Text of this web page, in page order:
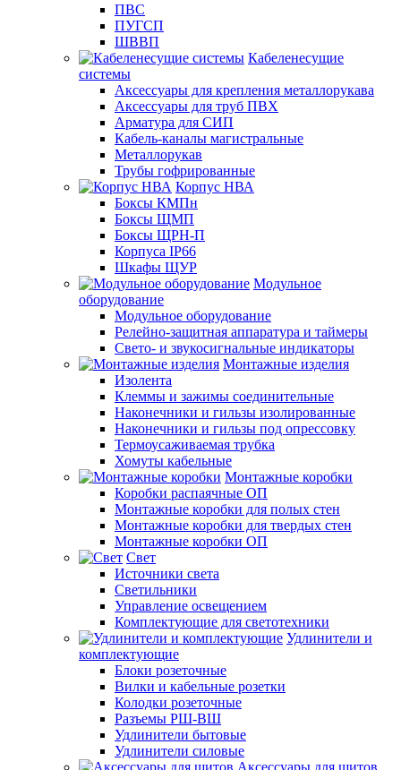
ПВС
ПУГСП
ШВВП
Кабеленесущие
системы
Аксессуары для крепления металлорукава
Аксессуары для труб ПВХ
Арматура для СИП
Кабель-каналы магистральные
Металлорукав
Трубы гофрированные
Корпус НВА
Боксы КМПн
Боксы ЩМП
Боксы ЩРН-П
Корпуса IP66
Шкафы ЩУР
Модульное
оборудование
Модульное оборудование
Релейно-защитная аппаратура и таймеры
Свето- и звукосигнальные индикаторы
Монтажные изделия
Изолента
Клеммы и зажимы соединительные
Наконечники и гильзы изолированные
Наконечники и гильзы под опрессовку
Термоусаживаемая трубка
Хомуты кабельные
Монтажные коробки
Коробки распаячные ОП
Монтажные коробки для полых стен
Монтажные коробки для твердых стен
Монтажные коробки ОП
Свет
Источники света
Светильники
Управление освещением
Комплектующие для светотехники
Удлинители и
комплектующие
Блоки розеточные
Вилки и кабельные розетки
Колодки розеточные
Разъемы РШ-ВШ
Удлинители бытовые
Удлинители силовые
Аксессуары для щитов